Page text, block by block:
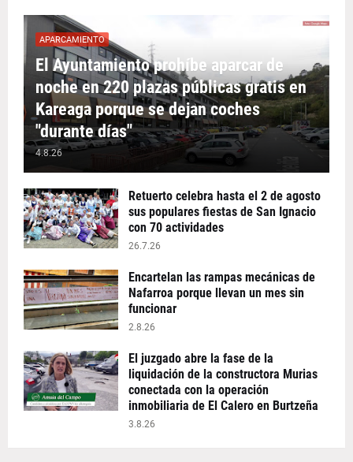
APARCAMIENTO
El Ayuntamiento prohíbe aparcar de
noche en 220 plazas públicas gratis en
Kareaga porque se dejan coches
"durante días"
4.8.26
Retuerto celebra hasta el 2 de agosto
sus populares fiestas de San Ignacio
con 70 actividades
26.7.26
Encartelan las rampas mecánicas de
Nafarroa porque llevan un mes sin
funcionar
2.8.26
El juzgado abre la fase de la
liquidación de la constructora Murias
conectada con la operación
inmobiliaria de El Calero en Burtzeña
3.8.26